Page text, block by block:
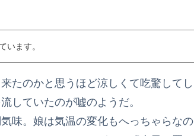
います。
たのかと思うほど涼しくて吃驚してし
していたのが嘘のようだ。
味。娘は気温の変化もへっちゃらなの